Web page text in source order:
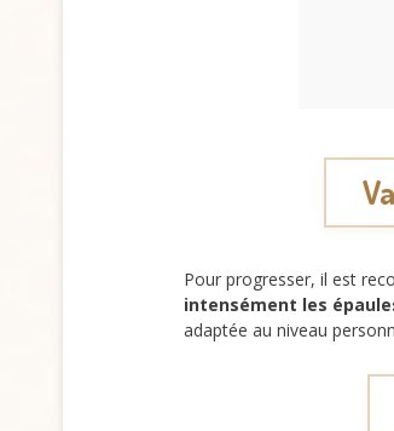
Pour progresser, il est
intensément les
adaptée au niveau